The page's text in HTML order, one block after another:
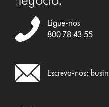
Ligue-nos
800 78 43 55
Escreva-nos: